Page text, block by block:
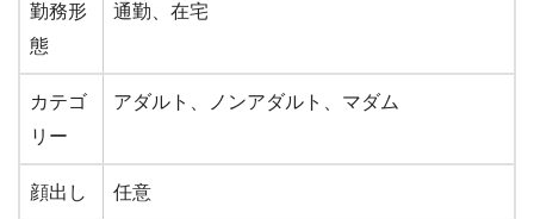
勤務形
態
通勤、在宅
カテゴ
リー
アダルト、ノンアダルト、マダム
顔出し 任意